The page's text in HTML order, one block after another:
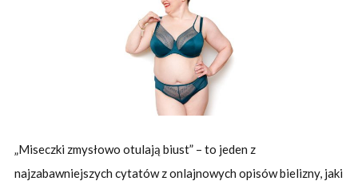
„Miseczki zmysłowo otulają biust” – to jeden z
najzabawniejszych cytatów z onlajnowych opisów bielizny, jaki